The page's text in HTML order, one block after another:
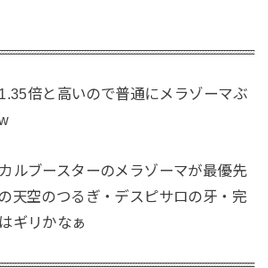
倍と高いので普通にメラゾーマぶ
ルブースターのメラゾーマが最優先
天空のつるぎ・デスピサロの牙・完
ギリかなぁ